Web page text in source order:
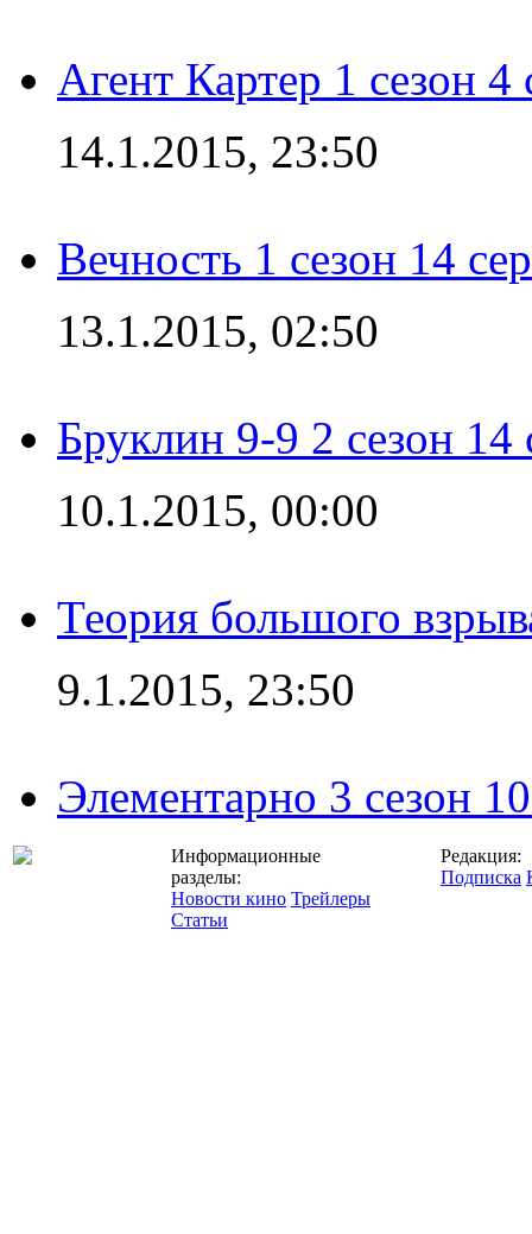
Агент Картер 1 сезон 4
14.1.2015, 23:50
Вечность 1 сезон 14
13.1.2015, 02:50
Бруклин 9-9 2 сезон 14
10.1.2015, 00:00
Теория большого
9.1.2015, 23:50
Элементарно 3 сезон
Информационные
разделы:
Новости кино Трейлеры
Статьи
Редакция:
Подписка